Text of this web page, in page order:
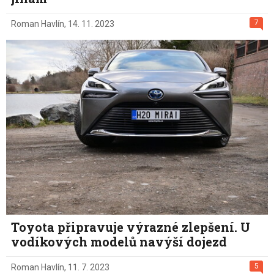
7
Roman Havlín, 14. 11. 2023
Toyota připravuje výrazné zlepšení. U
vodíkových modelů navýší dojezd
5
Roman Havlín, 11. 7. 2023